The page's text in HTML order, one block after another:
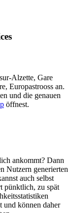
Alzette, Gare
Europastrooss an.
und die genauen
öffnest.
ankommt? Dann
Nutzern generierten
auch selbst
pünktlich, zu spät
und können daher